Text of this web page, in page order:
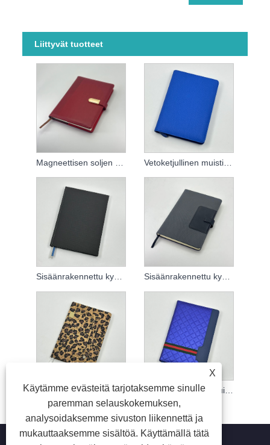
Liittyvät tuotteet
Pehmeäkantinen muistikirja
X
Käytämme evästeitä tarjotaksemme sinulle
paremman selauskokemuksen,
analysoidaksemme sivuston liikennettä ja
mukauttaaksemme sisältöä. Käyttämällä tätä